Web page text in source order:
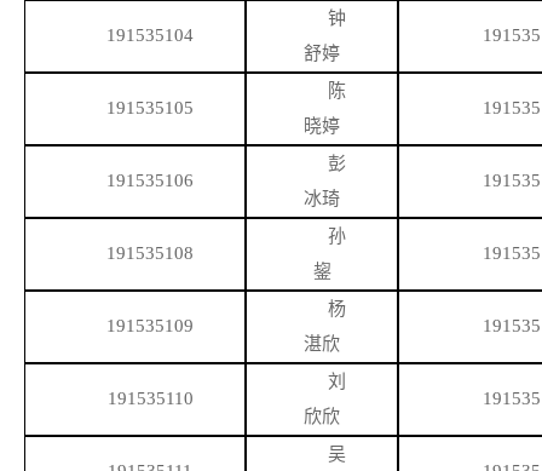
191535104
钟
舒婷
191535105
陈
晓婷
191535106
彭
冰琦
191535108
孙
鋆
191535109
杨
湛欣
191535110
刘
欣欣
吴